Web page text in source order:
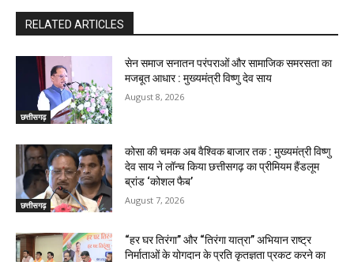
RELATED ARTICLES
छत्तीसगढ़
सेन समाज सनातन परंपराओं और सामाजिक समरसता का
मजबूत आधार : मुख्यमंत्री विष्णु देव साय
August 8, 2026
छत्तीसगढ़
कोसा की चमक अब वैश्विक बाजार तक : मुख्यमंत्री विष्णु
देव साय ने लॉन्च किया छत्तीसगढ़ का प्रीमियम हैंडलूम
ब्रांड ‘कोशल फैब’
August 7, 2026
“हर घर तिरंगा” और “तिरंगा यात्रा” अभियान राष्ट्र
निर्माताओं के योगदान के प्रति कृतज्ञता प्रकट करने का